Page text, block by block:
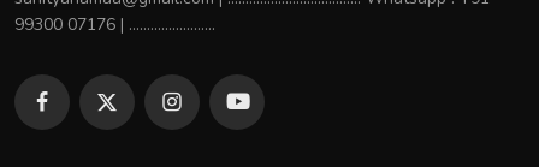
99300 07176 | ........................